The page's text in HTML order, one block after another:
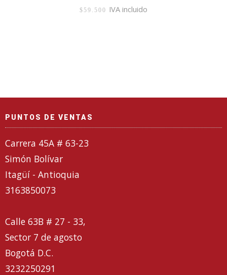
$ 59.500 IVA incluido
PUNTOS DE VENTAS
Carrera 45A # 63-23
Simón Bolívar
Itagüí - Antioquia
3163850073
Calle 63B # 27 - 33,
Sector 7 de agosto
Bogotá D.C.
3232250291